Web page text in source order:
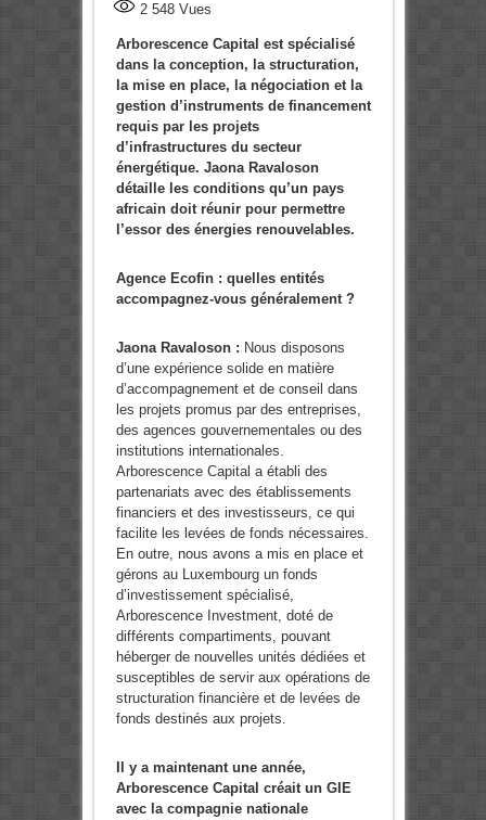
2 548Vues
Arborescence Capital est spécialisé
dans la conception, la structuration,
la mise en place, la négociation et la
gestion d’instruments de financement
requis par les projets
d’infrastructures du secteur
énergétique. Jaona Ravaloson
détaille les conditions qu’un pays
africain doit réunir pour permettre
l’essor des énergies renouvelables.
Agence Ecofin : quelles entités
accompagnez-vous généralement ?
Jaona Ravaloson : Nous disposons
d’une expérience solide en matière
d’accompagnement et de conseil dans
les projets promus par des entreprises,
des agences gouvernementales ou des
institutions internationales.
Arborescence Capital a établi des
partenariats avec des établissements
financiers et des investisseurs, ce qui
facilite les levées de fonds nécessaires.
En outre, nous avons a mis en place et
gérons au Luxembourg un fonds
d’investissement spécialisé,
Arborescence Investment, doté de
différents compartiments, pouvant
héberger de nouvelles unités dédiées et
susceptibles de servir aux opérations de
structuration financière et de levées de
fonds destinés aux projets.
Il y a maintenant une année,
Arborescence Capital créait un GIE
avec la compagnie nationale